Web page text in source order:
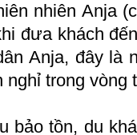
nhiên Anja
đưa khách
Anja, đây là
trong vòng
bảo tồn, du